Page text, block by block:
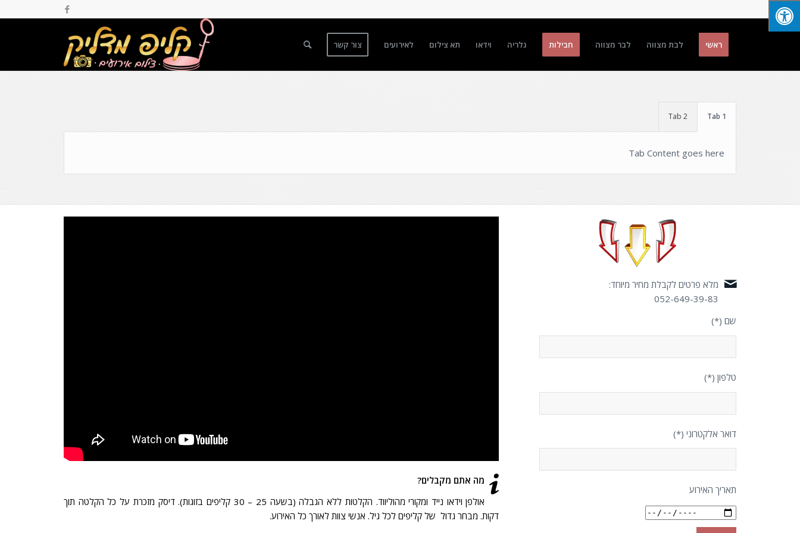
ראשי לבת מצווה לבר מצווה חבילות גלריה וידאו תא צילום לאירועים צור קשר
Tab 1
Tab 2
Tab Content goes here
מלא פרטים לקבלת מחיר מיוחד:
052-649-39-83
שם (*)
טלפון (*)
דואר אלקטרוני (*)
תאריך האירוע
מה אתם מקבלים?
אולפן וידאו נייד ומקורי מהוליווד. הקלטות ללא הגבלה (בשעה 25 – 30 קליפים בזוגות).
דיסק מזכרת על כל הקלטה תוך
דקות. מבחר גדול של קליפים לכל גיל. אנשי צוות לאורך כל האירוע.